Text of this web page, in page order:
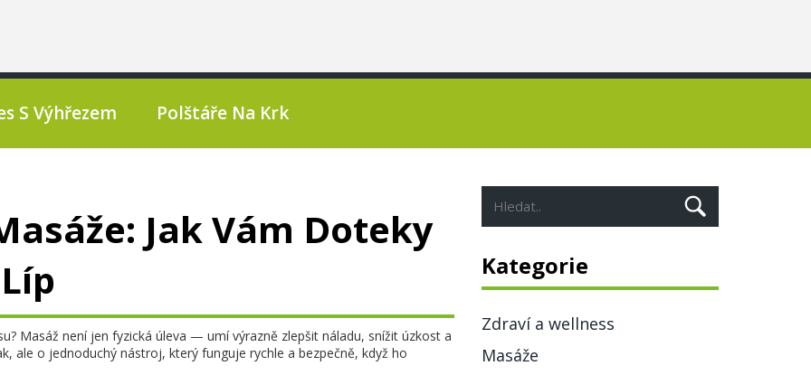
S Výhřezem Polštáře Na Krk
Jak Vám Doteky
Masáž není jen fyzická úleva — umí výrazně zlepšit náladu, snížit úzkost a
ale o jednoduchý nástroj, který funguje rychle a bezpečně, když ho
Kategorie
Zdraví a wellness
Masáže